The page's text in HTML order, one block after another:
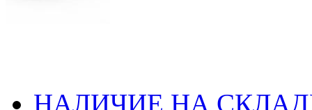
НАЛИЧИЕ НА